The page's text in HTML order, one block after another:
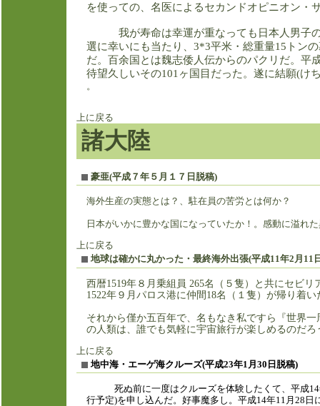
を使っての、名医によるセカンドオピニオン・
我が寿命は幸運が重なっても日本人男子の
選に幸いにも当たり、 3*3平米・総重量15 トン
だ。百余国とは魏志倭人伝からのパクリだ。平
待望久しいその101 ヶ国目だった。遂に結願(け
。
上に戻る
諸大陸
豪亜(平成７年５月１７日脱稿)
海外生産の実態とは？、駐在員の苦労とは何か？
日本がいかに豊かな国になっていたか！。感動に溢れ
上に戻る
地球は確かに丸かった ・最終海外出張(平成11年2月11
西暦1519年８月乗組員 265名（５隻）と共にセビ
1522年９月パロス港に仲間18名（１隻）が帰り着
それから僅か五百年で、名もなき私ですら『世界
の人類は、誰でも気軽に宇宙旅行が楽しめるのだろ
上に戻る
地中海・エーゲ海クルーズ(平成23年1月30日脱稿)
死ぬ前に一度はクルーズを体験したくて、平成14
行予定)を申し込んだ。好事魔多し。平成14年11月28